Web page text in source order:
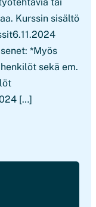
Kurssin sisältö
*Myös
sekä em.
[…]